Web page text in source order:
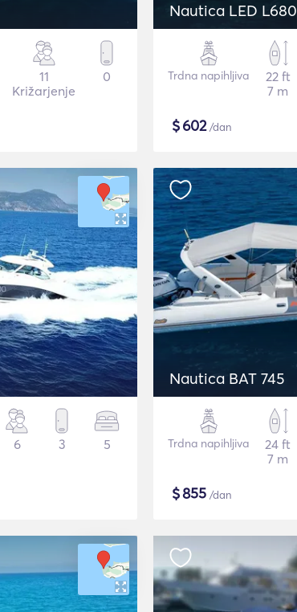
11
Križarjenje
0
Nautica LED L680
Trdna napihljiva
22 ft
7 m
$602/dan
6 3 5
Nautica BAT 745
Trdna napihljiva
24 ft
7 m
$855 /dan